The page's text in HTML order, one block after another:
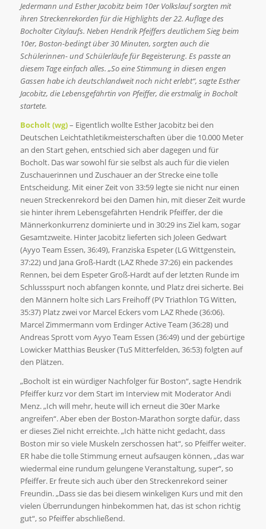
Jedermann und Esther Jacobitz beim 10er Volkslauf sorgten mit
ihren Streckenrekorden für die Highlights der 22. Auflage des
Bocholter Citylaufs. Neben Hendrik Pfeiffers deutlichem Sieg beim
10er, Boston-bedingt über 30 Minuten, sorgten auch die
Schülerinnen- und Schülerläufe für Begeisterung. Es passte an
diesem Tage einfach alles. „So eine Stimmung in diesen engen
Gassen habe ich deutschlandweit noch nicht erlebt“, sagte Esther
Jacobitz, die Lebensgefährtin von Pfeiffer, die erstmalig in Bocholt
startete.
Bocholt (wg)– Eigentlich wollte Esther Jacobitz bei den
Deutschen Leichtathletikmeisterschaften über die 10.000 Meter
an den Start gehen, entschied sich aber dagegen und für
Bocholt. Das war sowohl für sie selbst als auch für die vielen
Zuschauerinnen und Zuschauer an der Strecke eine tolle
Entscheidung. Mit einer Zeit von 33:59 legte sie nicht nur einen
neuen Streckenrekord bei den Damen hin, mit dieser Zeit wurde
sie hinter ihrem Lebensgefährten Hendrik Pfeiffer, der die
Männerkonkurrenz dominierte und in 30:29 ins Ziel kam, sogar
Gesamtzweite. Hinter Jacobitz lieferten sich Joleen Gedwart
(Ayyo Team Essen, 36:49), Franziska Espeter (LG Wittgenstein,
37:22) und Jana Groß-Hardt (LAZ Rhede 37:26) ein packendes
Rennen, bei dem Espeter Groß-Hardt auf der letzten Runde im
Schlussspurt noch abfangen konnte, und Platz drei sicherte. Bei
den Männern holte sich Lars Freihoff (PV Triathlon TG Witten,
35:37) Platz zwei vor Marcel Eckers vom LAZ Rhede (36:06).
Marcel Zimmermann vom Erdinger Active Team (36:28) und
Andreas Sprott vom Ayyo Team Essen (36:49) und der gebürtige
Lowicker Matthias Beusker (TuS Mitterfelden, 36:53) folgten auf
den Plätzen.
„Bocholt ist ein würdiger Nachfolger für Boston“, sagte Hendrik
Pfeiffer kurz vor dem Start im Interview mit Moderator Andi
Menz. „Ich will mehr, heute will ich erneut die 30er Marke
angreifen“. Aber eben der Boston-Marathon sorgte dafür, dass
er dieses Ziel nicht erreichte. „Ich hätte nicht gedacht, dass
Boston mir so viele Muskeln zerschossen hat“, so Pfeiffer weiter.
ER habe die tolle Stimmung erneut aufsaugen können, „das war
wiedermal eine rundum gelungene Veranstaltung, super“, so
Pfeiffer. Er freute sich auch über den Streckenrekord seiner
Freundin. „Dass sie das bei diesem winkeligen Kurs und mit den
vielen Überrundungen hinbekommen hat, das ist schon richtig
gut“, so Pfeiffer abschließend.